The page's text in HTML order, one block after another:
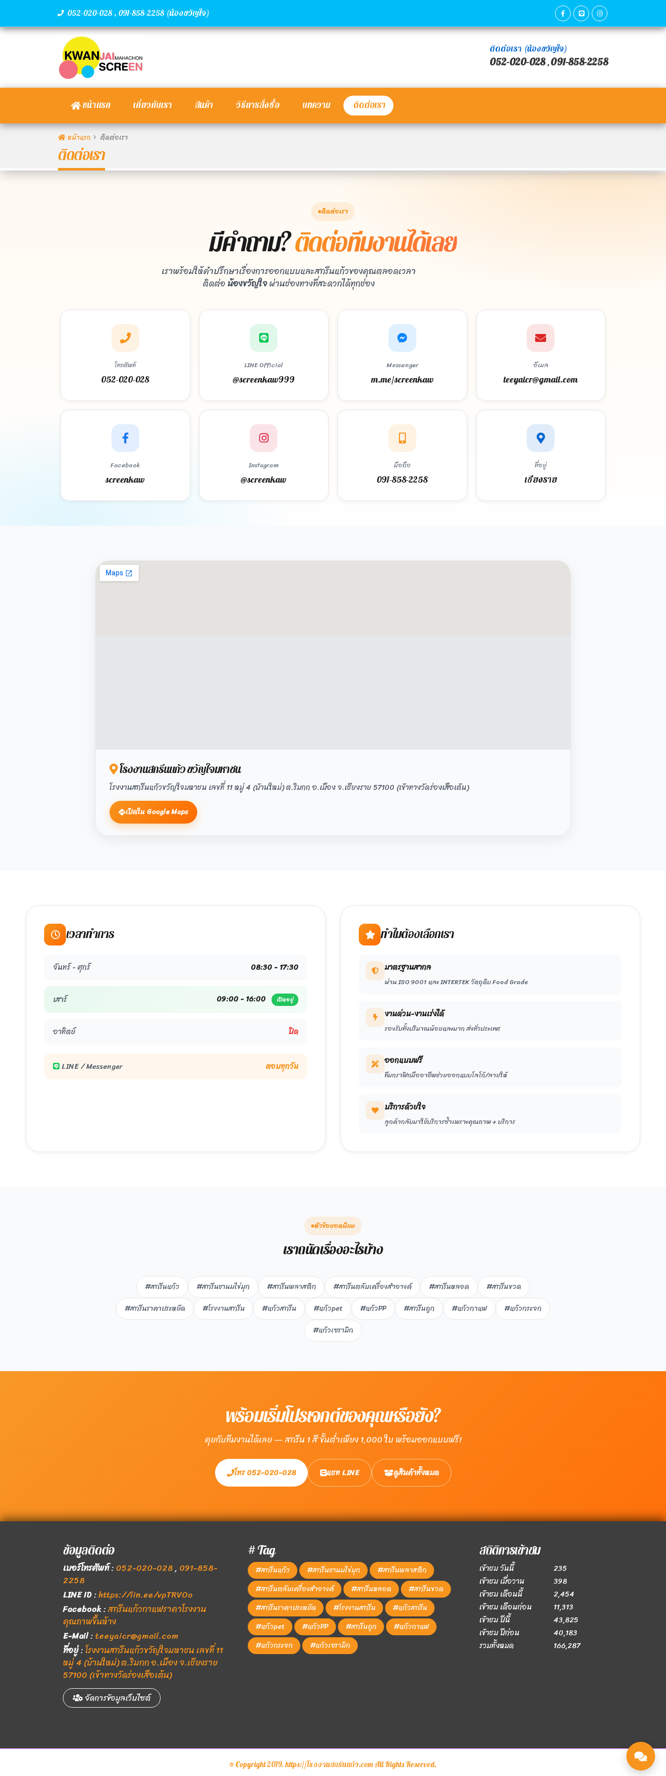
052-020-028 , 091-858-2258 (น้องขวัญใจ)
ติดต่อเรา (น้องขวัญใจ)
052-020-028,091-858-2258
หน้าแรก เกี่ยวกับเรา สินค้า วิธีการสั่งซื้อ บทความ ติดต่อเรา
หน้าแรก ติดต่อเรา
ติดต่อเรา
ติดต่อเรา
มีคำถาม?ติดต่อทีมงานได้เลย
เราพร้อมให้คำปรึกษาเรื่องการออกแบบและสกรีนแก้วของคุณตลอดเวลา
ติดต่อน้องขวัญใจผ่านช่องทางที่สะดวกได้ทุกช่อง
โทรศัพท์
052-020-028
LINE Official
@screenkaw999
Messenger
m.me/screenkaw
อีเมล
teeyaicr@gmail.com
Facebook
screenkaw
Instagram
@screenkaw
มือถือ
091-858-2258
ที่อยู่
เชียงราย
โรงงานสกรีนแก้ว ขวัญใจมหาชน
โรงงานสกรีนแก้วขวัญใจมหาชน เลขที่ 11 หมู่ 4 (บ้านใหม่) ต.ริมกก อ.เมือง จ.เชียงราย 57100 (เข้าทางวัดร่องเสือเต้น)
เปิดใน Google Maps
เวลาทำการ
จันทร์ - ศุกร์ 08:30 - 17:30
เสาร์ 09:00 - 16:00 เปิดอยู่
อาทิตย์ ปิด
LINE / Messenger ตอบทุกวัน
ทำไมต้องเลือกเรา
มาตรฐานสากล
ผ่าน ISO 9001 และ INTERTEK วัตถุดิบ Food Grade
งานด่วน-งานเร่งได้
รองรับทั้งปริมาณน้อยและมาก ส่งทั่วประเทศ
ออกแบบฟรี
ทีมกราฟิกมืออาชีพช่วยออกแบบโลโก้/ลายให้
บริการด้วยใจ
ลูกค้ากลับมาใช้บริการซ้ำเพราะคุณภาพ + บริการ
หัวข้อยอดนิยม
เราถนัดเรื่องอะไรบ้าง
#สกรีนแก้ว #สกรีนชานมไข่มุก #สกรีนพลาสติก #สกรีนตลับเครื่องสำอางค์ #สกรีนหลอด
#สกรีนขวด
#สกรีนราคาประหยัด
#โรงงานสกรีน #แก้วสกรีน #แก้วpet #แก้วPP #สกรีนถูก #แก้วกาแฟ
#แก้วกระจก
#แก้วเซรามิก
พร้อมเริ่มโปรเจกต์ของคุณหรือยัง?
คุยกับทีมงานได้เลย — สกรีน 1 สี ขั้นต่ำเพียง 1,000 ใบ พร้อมออกแบบฟรี!
โทร 052-020-028 แชท LINE ดูสินค้าทั้งหมด
ข้อมูลติดต่อ
เบอร์โทรศัพท์: 052-020-028, 091-858-
2258
LINE ID:https://lin.ee/vpTRVOo
Facebook:สกรีนแก้วกาแฟราคาโรงงาน
คุณภาพขึ้นห้าง
E-Mail:teeyaicr@gmail.com
ที่อยู่:โรงงานสกรีนแก้วขวัญใจมหาชน เลขที่ 11
หมู่ 4 (บ้านใหม่) ต.ริมกก อ.เมือง จ.เชียงราย
57100 (เข้าทางวัดร่องเสือเต้น)
จัดการข้อมูลเว็บไซต์
# Tag
#สกรีนแก้ว #สกรีนชานมไข่มุก
#สกรีนพลาสติก
#สกรีนตลับเครื่องสำอางค์
#สกรีนหลอด
#สกรีนขวด
#สกรีนราคาประหยัด
#โรงงานสกรีน
#แก้วสกรีน
#แก้วpet
#แก้วPP #สกรีนถูก
#แก้วกาแฟ
#แก้วกระจก
#แก้วเซรามิก
สถิติการเข้าชม
เข้าชม วันนี้
235
เข้าชม เมื่อวาน
398
เข้าชม เดือนนี้
2,454
เข้าชม เดือนก่อน
11,313
เข้าชม ปีนี้
43,825
เข้าชม ปีก่อน
40,183
รวมทั้งหมด
166,287
© Copyright 2019. https://โรงงานสกรีนแก้ว.com All Rights Reserved.